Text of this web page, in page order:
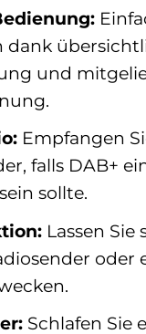
dank
und
Empfangen
falls DAB+
sollte.
Lassen Sie
oder
Schlafen Sie